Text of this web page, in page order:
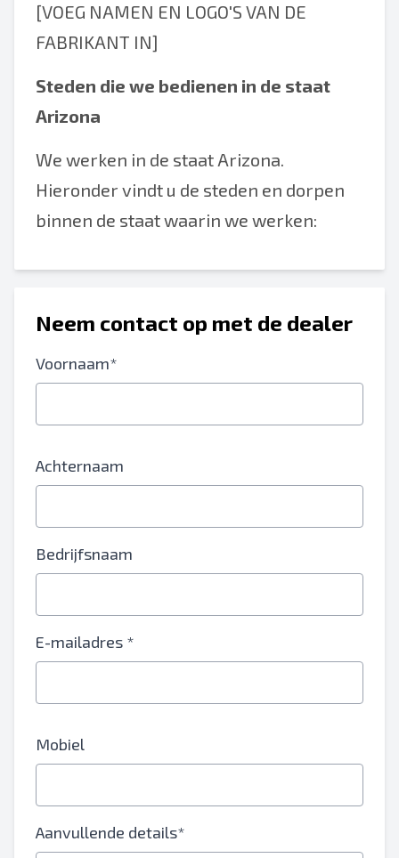
[VOEG NAMEN EN LOGO'S VAN DE
FABRIKANT IN]
Steden die we bedienen in de staat
Arizona
We werken in de staat Arizona.
Hieronder vindt u de steden en dorpen
binnen de staat waarin we werken:
Neem contact op met de dealer
Voornaam*
Achternaam
Bedrijfsnaam
E-mailadres *
Mobiel
Aanvullende details*